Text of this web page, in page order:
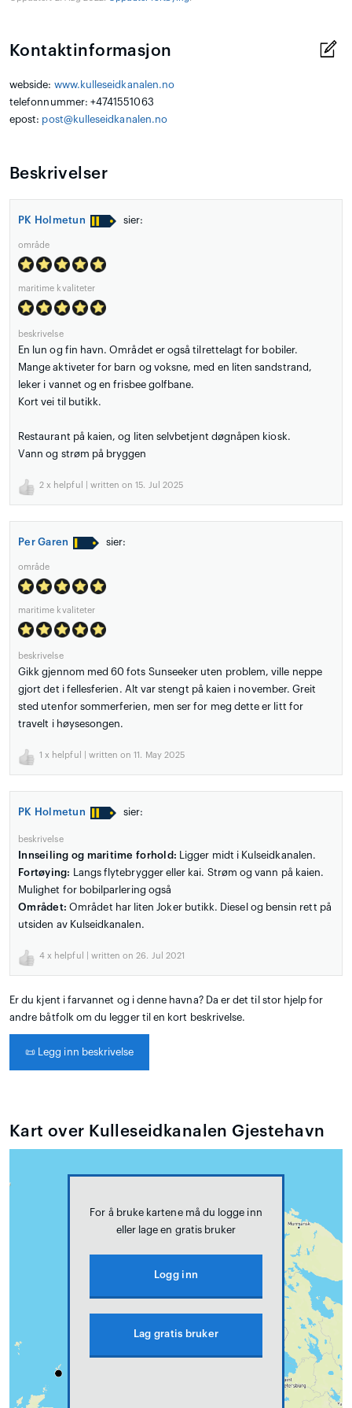
Kontaktinformasjon
webside: www.kulleseidkanalen.no
telefonnummer: +4741551063
epost: post@kulleseidkanalen.no
Beskrivelser
PK Holmetun sier:
område
maritime kvaliteter
beskrivelse
En lun og fin havn. Området er også tilrettelagt for bobiler.
Mange aktiveter for barn og voksne, med en liten sandstrand,
leker i vannet og en frisbee golfbane.
Kort vei til butikk.
Restaurant på kaien, og liten selvbetjent døgnåpen kiosk.
Vann og strøm på bryggen
2 x helpful | written on 15. Jul 2025
Per Garen sier:
område
maritime kvaliteter
beskrivelse
Gikk gjennom med 60 fots Sunseeker uten problem, ville neppe
gjort det i fellesferien. Alt var stengt på kaien i november. Greit
sted utenfor sommerferien, men ser for meg dette er litt for
travelt i høysesongen.
1 x helpful | written on 11. May 2025
PK Holmetun sier:
beskrivelse
Innseiling og maritime forhold: Ligger midt i Kulseidkanalen.
Fortøying:
Langs flytebrygger eller kai. Strøm og vann på kaien.
Mulighet for bobilparlering også
Området: Området har liten Joker butikk. Diesel og bensin rett på
utsiden av Kulseidkanalen.
4 x helpful | written on 26. Jul 2021
Er du kjent i farvannet og i denne havna? Da er det til stor hjelp for
andre båtfolk om du legger til en kort beskrivelse.
📜 Legg inn beskrivelse
Kart over Kulleseidkanalen Gjestehavn
For å bruke kartene må du logge inn
eller lage en gratis bruker
Logg inn
Lag gratis bruker